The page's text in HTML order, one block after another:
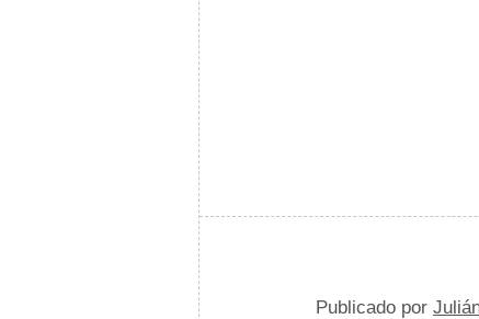
Publicado por